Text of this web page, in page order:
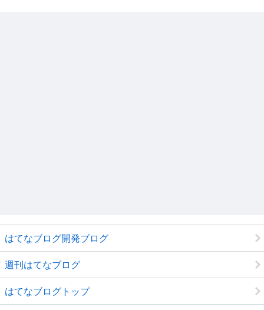
はてなブログ開発ブログ
週刊はてなブログ
はてなブログトップ